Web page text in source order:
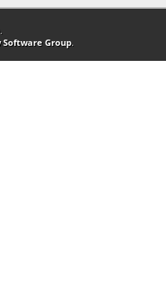
.
Software Group.